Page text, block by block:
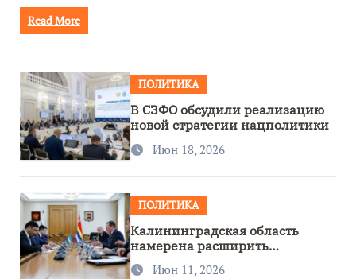
Read More
ПОЛИТИКА
В СЗФО обсудили реализацию
новой стратегии нацполитики
Июн 18, 2026
ПОЛИТИКА
Калининградская область
намерена расширить
сотрудничество с Узбекистаном
Июн 11, 2026